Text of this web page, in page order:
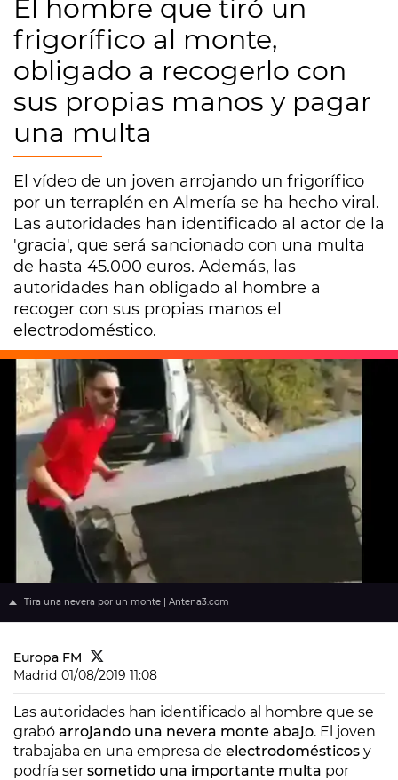
El hombre que tiró un
frigorífico al monte,
obligado a recogerlo con
sus propias manos y pagar
una multa
El vídeo de un joven arrojando un frigorífico
por un terraplén en Almería se ha hecho viral.
Las autoridades han identificado al actor de la
'gracia', que será sancionado con una multa
de hasta 45.000 euros. Además, las
autoridades han obligado al hombre a
recoger con sus propias manos el
electrodoméstico.
Tira una nevera por un monte | Antena3.com
Europa FM
Madrid 01/08/2019 11:08
Las autoridades han identificado al hombre que se
grabó arrojando una nevera monte abajo. El joven
trabajaba en una empresa de electrodomésticos y
podría ser sometido una importante multa por